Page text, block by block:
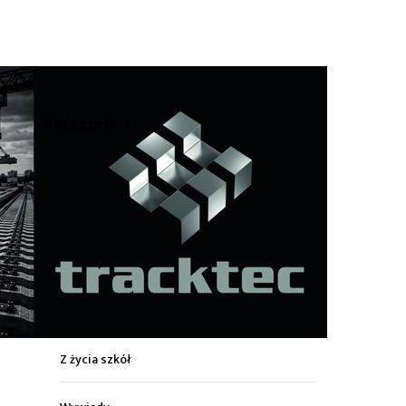
Z życia miasta
Kultura
Z życia szkół